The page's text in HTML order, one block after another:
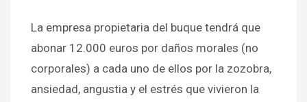
La empresa propietaria del buque tendrá que
abonar 12.000 euros por daños morales (no
corporales) a cada uno de ellos por la zozobra,
ansiedad, angustia y el estrés que vivieron la